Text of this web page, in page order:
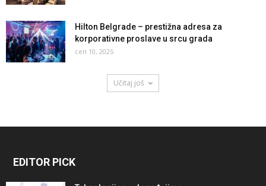
Hilton Belgrade – prestižna adresa za
korporativne proslave u srcu grada
сеп 10, 2025
Učitaj još
EDITOR PICK